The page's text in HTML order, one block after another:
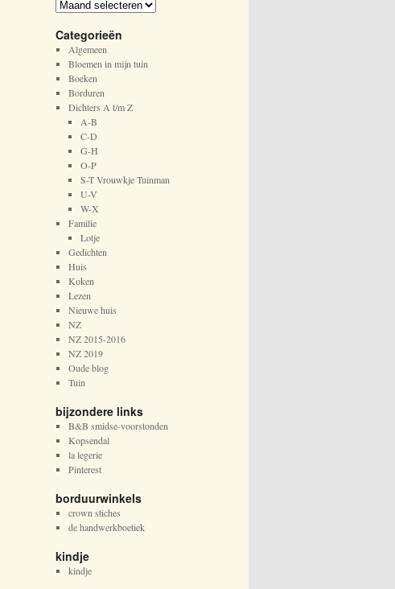
A
c
h
i
e
f
Categorieën
Algemeen
Bloemen in mijn tuin
Boeken
Borduren
Dichters A t/m Z
A-B
C-D
G-H
O-P
S-T Vrouwkje Tuinman
U-V
W-X
Familie
Lotje
Gedichten
Huis
Koken
Lezen
Nieuwe huis
NZ
NZ 2015-2016
NZ 2019
Oude blog
Tuin
bijzondere links
B&B smidse-voorstonden
Kopsendal
la legerie
Pinterest
borduurwinkels
crown stiches
de handwerkboetiek
kindje
kindje